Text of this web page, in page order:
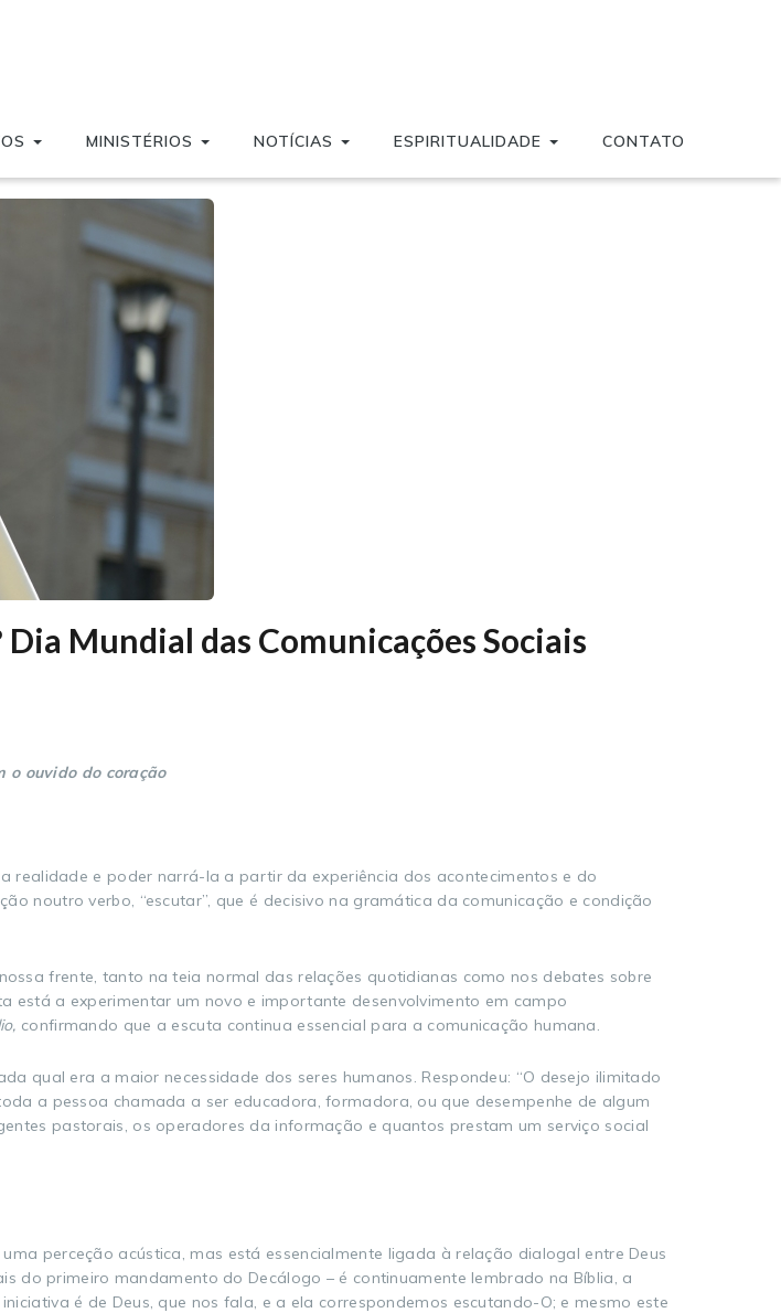
MINISTÉRIOS NOTÍCIAS ESPIRITUALIDADE CONTATO
Mundial das Comunicações Sociais
o ouvido do coração
realidade e poder narrá-la a partir da experiência dos acontecimentos e do
noutro verbo, “escutar”, que é decisivo na gramática da comunicação e condição
frente, tanto na teia normal das relações quotidianas como nos debates sobre
está a experimentar um novo e importante desenvolvimento em campo
confirmando que a escuta continua essencial para a comunicação humana.
qual era a maior necessidade dos seres humanos. Respondeu: “O desejo ilimitado
a pessoa chamada a ser educadora, formadora, ou que desempenhe de algum
pastorais, os operadores da informação e quantos prestam um serviço social
perceção acústica, mas está essencialmente ligada à relação dialogal entre Deus
do primeiro mandamento do Decálogo – é continuamente lembrado na Bíblia, a
iniciativa é de Deus, que nos fala, e a ela correspondemos escutando-O; e mesmo este